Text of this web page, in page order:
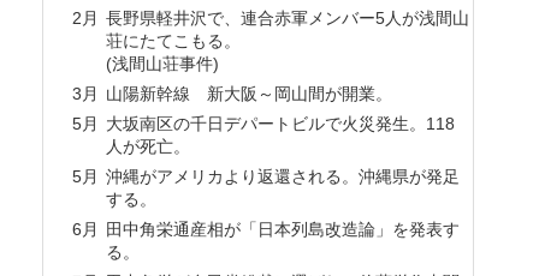
2月
長野県軽井沢で、連合赤軍メンバー5人が浅間山
荘にたてこもる。
(浅間山荘事件)
3月
山陽新幹線 新大阪～岡山間が開業。
5月
大坂南区の千日デパートビルで火災発生。118
人が死亡。
5月
沖縄がアメリカより返還される。沖縄県が発足
する。
6月
田中角栄通産相が「日本列島改造論」を発表す
る。